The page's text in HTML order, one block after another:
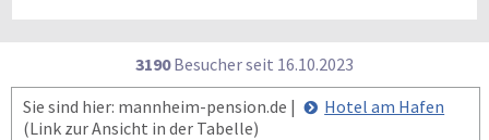
3190Besucher seit 16.10.2023
Sie sind hier: mannheim-pension.de |
Hotel am Hafen
(Link zur Ansicht in der Tabelle)